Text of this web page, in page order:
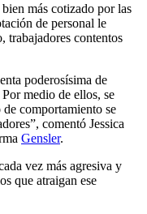
más cotizado por las
de personal le
trabajadores contentos
poderosísima de
medio de ellos, se
comportamiento se
comentó Jessica
Gensler.
vez más agresiva y
que atraigan ese